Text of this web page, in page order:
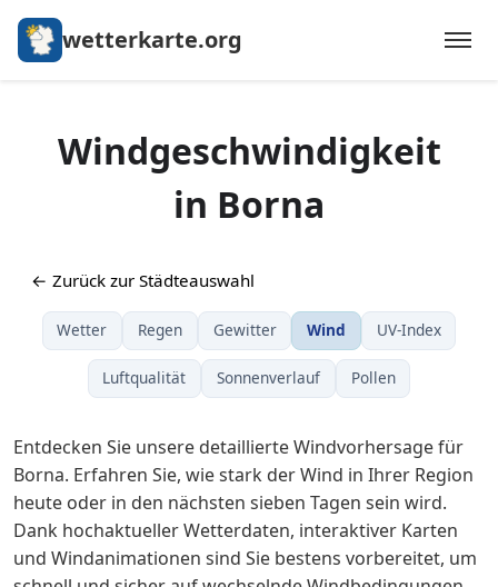
wetterkarte.org
Windgeschwindigkeit
in Borna
← Zurück zur Städteauswahl
Wetter Regen Gewitter Wind UV-Index
Luftqualität Sonnenverlauf Pollen
Entdecken Sie unsere detaillierte Windvorhersage für
Borna. Erfahren Sie, wie stark der Wind in Ihrer Region
heute oder in den nächsten sieben Tagen sein wird.
Dank hochaktueller Wetterdaten, interaktiver Karten
und Windanimationen sind Sie bestens vorbereitet, um